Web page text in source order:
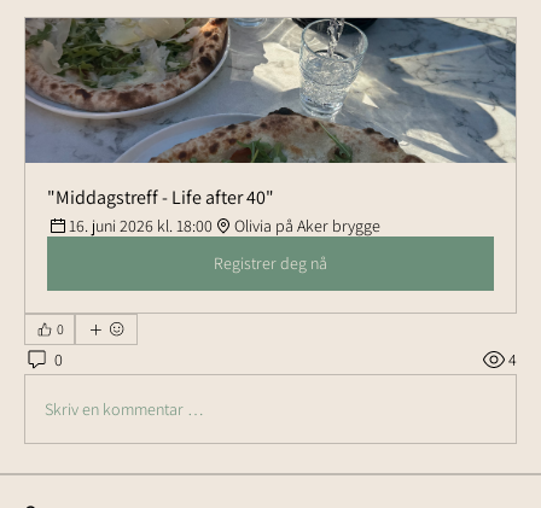
"Middagstreff - Life after 40"
16. juni 2026 kl. 18:00
Olivia på Aker brygge
Registrer deg nå
0
0 4
Skriv en kommentar …